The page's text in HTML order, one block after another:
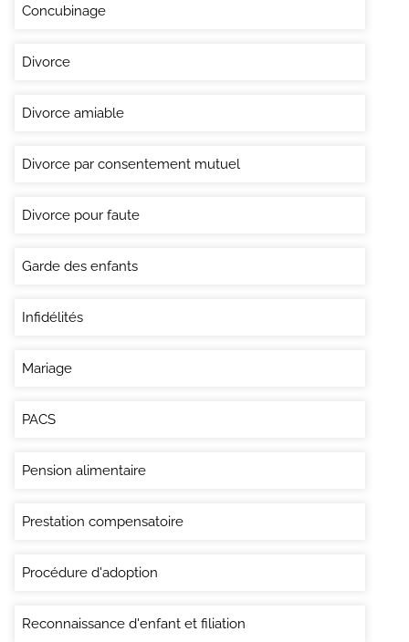
Concubinage
Divorce
Divorce amiable
Divorce par consentement mutuel
Divorce pour faute
Garde des enfants
Infidélités
Mariage
PACS
Pension alimentaire
Prestation compensatoire
Procédure d'adoption
Reconnaissance d'enfant et filiation